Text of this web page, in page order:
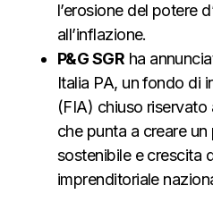
l’erosione del potere
all’inflazione.
P&G SGR ha
Italia PA, un fondo di
(FIA) chiuso riservato
che punta a creare
sostenibile e crescita
imprenditoriale